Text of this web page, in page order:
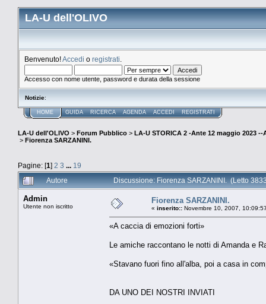
LA-U dell'OLIVO
Benvenuto!Accedi o registrati
Accesso con nome utente, password e durata della sessione
Notizie:
HOME GUIDA RICERCA AGENDA ACCEDI REGISTRATI
LA-U dell'OLIVO > Forum Pubblico > LA-U STORICA 2 -Ante 12 maggio 2023 --
> Fiorenza SARZANINI.
Pagine: [1] 2 3 ... 19
Autore
Discussione: Fiorenza SARZANINI. (Letto
Admin
Utente non iscritto
Fiorenza SARZANINI.
« inserito:: Novembre 10, 2007,
«A caccia di emozioni forti»
Le amiche raccontano le notti di Amanda e
«Stavano fuori fino all'alba, poi a casa in
DA UNO DEI NOSTRI INVIATI